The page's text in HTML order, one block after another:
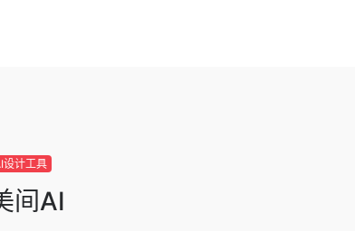
设计工具
间AI